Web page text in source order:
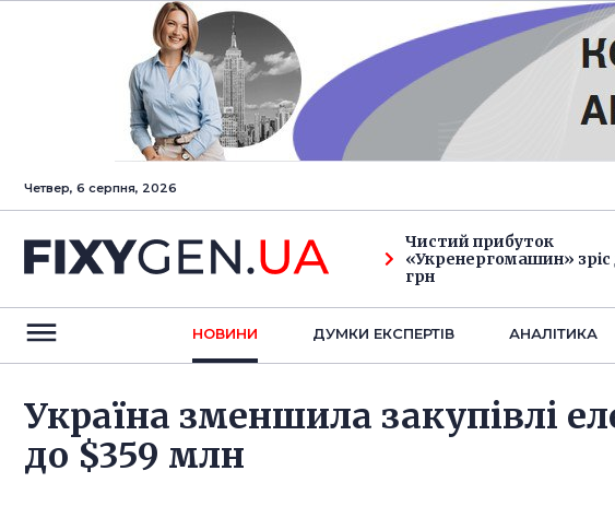
Четвер, 6 серпня, 2026
Чистий прибуток
«Укренергомашин» зріс
грн
НОВИНИ ДУМКИ ЕКСПЕРТIВ АНАЛIТИКА
Україна зменшила закупівлі
до $359 млн